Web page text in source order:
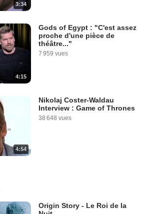
3:34
4:15
Gods of Egypt : "C'est assez
proche d'une pièce de
théâtre..."
7 959 vues
4:54
Nikolaj Coster-Waldau
Interview : Game of Thrones
38 648 vues
Origin Story - Le Roi de la